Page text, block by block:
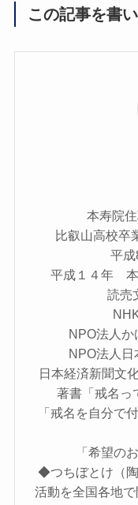
この記事を書
本寿院
比叡山高校
平
平成１４年 本
読売
NPO法人か
NPO法人日
日本経済新聞文
著書「戒名っ
「戒名を自分で
「希望の
◆つちぼとけ（
活動を全国各地